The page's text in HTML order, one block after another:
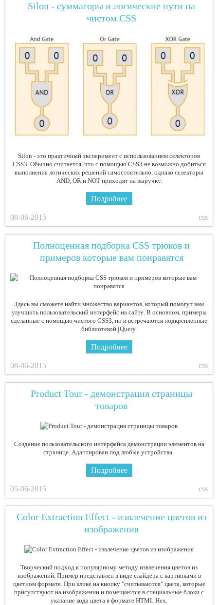
Silon - сумматоры и логические пути на
чистом CSS
Silon - это практичный эксперимент с использованием селекторов
CSS3. Обычно считается, что с помощью CSS3 не возможно добиться
выполнения логических решений самостоятельно, однако селекторы
AND, OR и NOT приходят на выручку.
Подробнее
08-06-2015 css
Полноценная подборка CSS трюков и
примеров которые вам понравятся
Здесь вы сможете найти множество вариантов, который помогут вам
улучшить пользовательский интерфейс на сайте. В основном, примеры
сделанные с помощью чистого CSS3, но и встречаются подкрепленные
библиотекой jQuery.
Подробнее
08-06-2015 css
Product Tour - демонстрация страницы
товаров
Создание пользовательского интерфейса демонстрации элементов на
странице. Адаптирован под любые устройства.
Подробнее
05-06-2015 css
Color Extraction Effect - извлечение цветов из
изображения
Творческий подход к популярному методу извлечения цветов из
изображений. Пример представлен в виде слайдера с картинками в
цветном формате. При клике на кнопку "считываются" цвета, которые
присутствуют на изображении и помещаются в специальные блоки с
указание кода цвета в формате HTML Hex.